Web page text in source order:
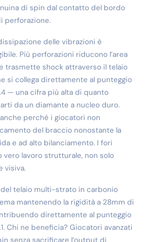
di spin dal contatto del bordo
perforazione.
delle vibrazioni è
Più perforazioni riducono l’area
trasmette shock attraverso il telaio
si collega direttamente al punteggio
— una cifra più alta di quanto
da un diamante a nucleo duro.
perché i giocatori non
del braccio nonostante la
e ad alto bilanciamento. I fori
vero lavoro strutturale, non solo
visiva.
telaio multi-strato in carbonio
mantenendo la rigidità a 28mm di
direttamente al punteggio
Chi ne beneficia? Giocatori avanzati
senza sacrificare l’output di